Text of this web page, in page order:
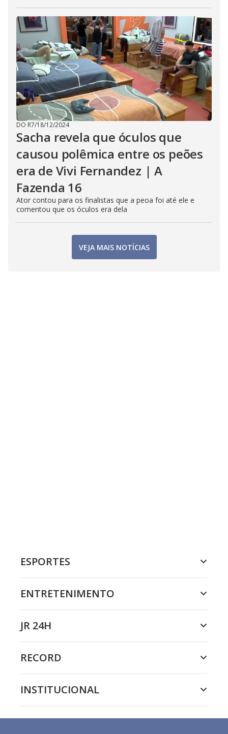
DO R7/18/12/2024
Sacha revela que óculos que
causou polêmica entre os peões
era de Vivi Fernandez | A
Fazenda 16
Ator contou para os finalistas que a peoa foi até ele e
comentou que os óculos era dela
VEJA MAIS NOTÍCIAS
ESPORTES
ENTRETENIMENTO
JR 24H
RECORD
INSTITUCIONAL